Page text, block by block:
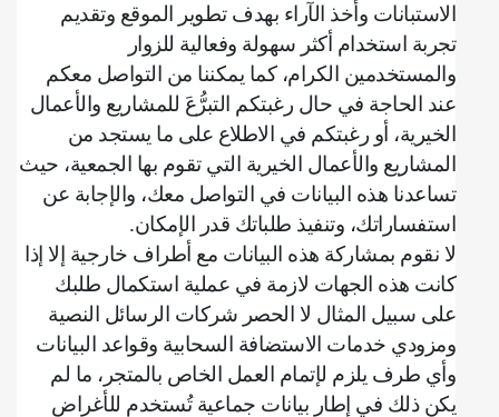
الاستبانات وأخذ الآراء بهدف تطوير الموقع وتقديم
تجربة استخدام أكثر سهولة وفعالية للزوار
والمستخدمين الكرام، كما يمكننا من التواصل معكم
عند الحاجة في حال رغبتكم التبرُّعَ للمشاريع والأعمال
الخيرية، أو رغبتكم في الاطلاع على ما يستجد من
المشاريع والأعمال الخيرية التي تقوم بها الجمعية، حيث
تساعدنا هذه البيانات في التواصل معك، والإجابة عن
استفساراتك، وتنفيذ طلباتك قدر الإمكان.
لا نقوم بمشاركة هذه البيانات مع أطراف خارجية إلا إذا
كانت هذه الجهات لازمة في عملية استكمال طلبك
على سبيل المثال لا الحصر شركات الرسائل النصية
ومزودي خدمات الاستضافة السحابية وقواعد البيانات
وأي طرف يلزم لإتمام العمل الخاص بالمتجر، ما لم
يكن ذلك في إطار بيانات جماعية تُستخدم للأغراض